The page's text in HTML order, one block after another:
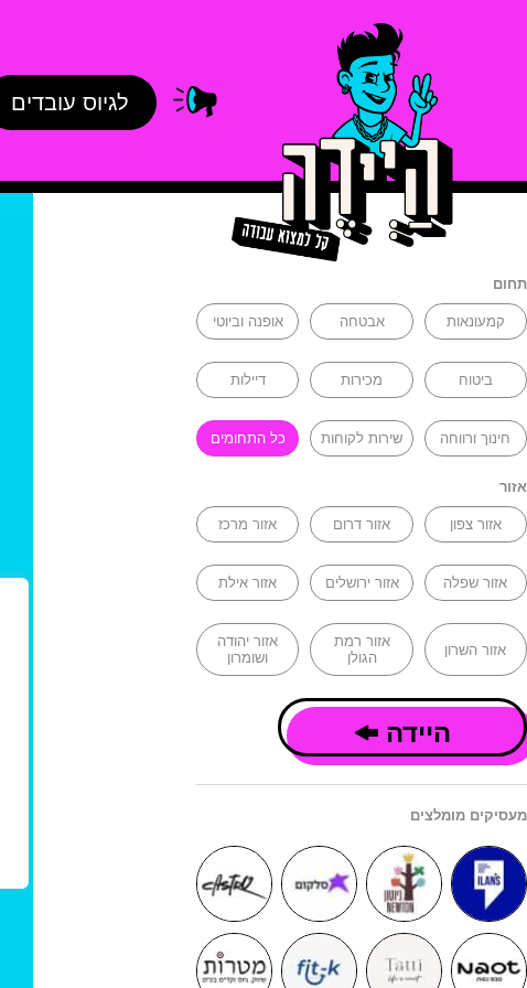
לגיוס עובדים
תחום
קמעונאות אבטחה אופנה וביוטי
ביטוח מכירות דיילות
חינוך ורווחה שירות לקוחות כל התחומים
אזור
אזור צפון אזור דרום אזור מרכז
אזור שפלה אזור ירושלים אזור אילת
אזור השרון
אזור רמת
הגולן
אזור יהודה
ושומרון
היידה
מעסיקים מומלצים